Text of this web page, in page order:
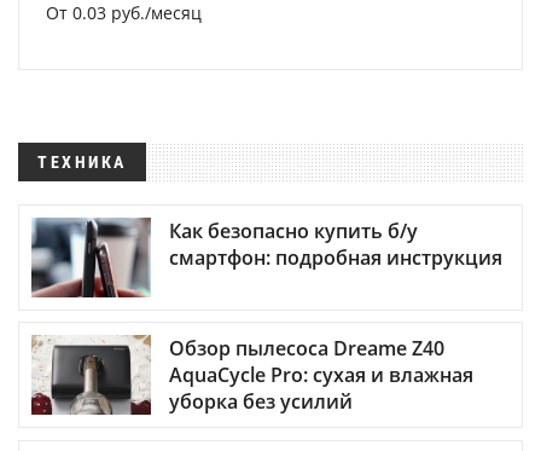
От 0.03 руб./месяц
ТЕХНИКА
Как безопасно купить б/у
смартфон: подробная инструкция
Обзор пылесоса Dreame Z40
AquaCycle Pro: сухая и влажная
уборка без усилий